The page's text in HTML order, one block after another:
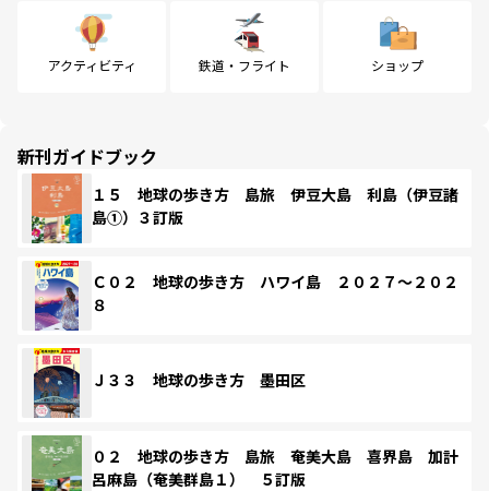
アクティビティ 鉄道・フライト ショップ
新刊ガイドブック
１５ 地球の歩き方 島旅 伊豆大島 利島（伊豆諸
島①）３訂版
Ｃ０２ 地球の歩き方 ハワイ島 ２０２７～２０２
８
Ｊ３３ 地球の歩き方 墨田区
０２ 地球の歩き方 島旅 奄美大島 喜界島 加計
呂麻島（奄美群島１） ５訂版